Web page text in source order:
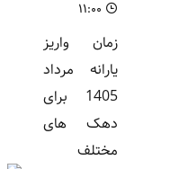
زمان واریز
یارانه مرداد
1405 برای
دهک های